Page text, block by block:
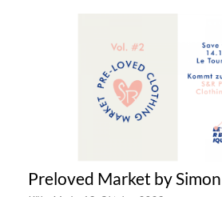
Preloved Market by